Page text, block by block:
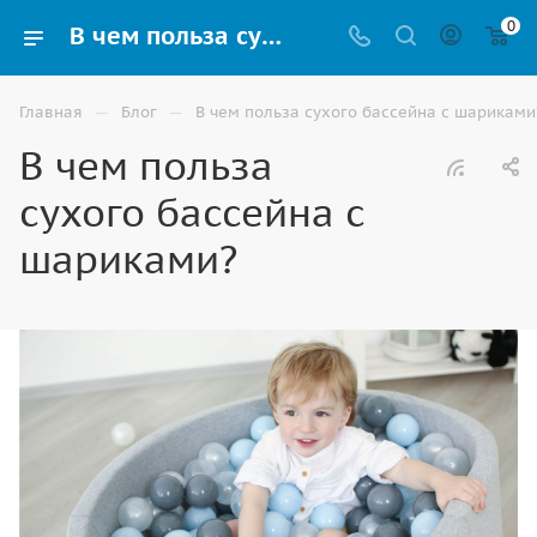
В чем польза сухого бассейна с шариками? Информация о товарах ROMANA в Волжском 0
Главная — Блог — В чем польза сухого бассейна с
В чем польза
сухого бассейна с
шариками?